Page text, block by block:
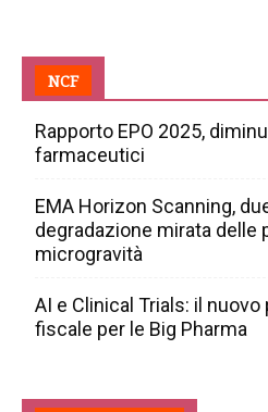
NCF
Rapporto EPO 2025,
farmaceutici
EMA Horizon Scanning,
degradazione mirata delle
microgravità
AI e Clinical Trials: il
fiscale per le Big Pharma